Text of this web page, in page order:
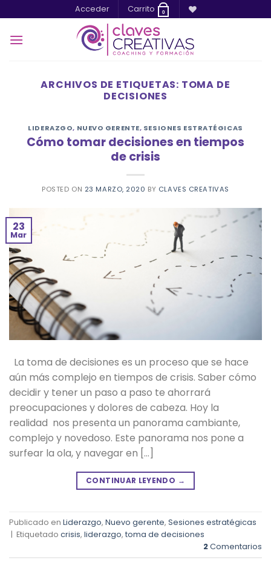
al
contenido
Acceder Carrito 0
ARCHIVOS DE ETIQUETAS: TOMA DE
DECISIONES
LIDERAZGO, NUEVO GERENTE, SESIONES ESTRATÉGICAS
Cómo tomar decisiones en tiempos
de crisis
POSTED ON 23 MARZO, 2020 BY CLAVES CREATIVAS
23
Mar
La toma de decisiones es un proceso que se hace
aún más complejo en tiempos de crisis. Saber cómo
decidir y tener un paso a paso te ahorrará
preocupaciones y dolores de cabeza. Hoy la
realidad nos presenta un panorama cambiante,
complejo y novedoso. Este panorama nos pone a
surfear la ola, y navegar en […]
CONTINUAR LEYENDO →
Publicado en Liderazgo, Nuevo gerente, Sesiones estratégicas
| Etiquetado crisis, liderazgo, toma de decisiones
2Comentarios